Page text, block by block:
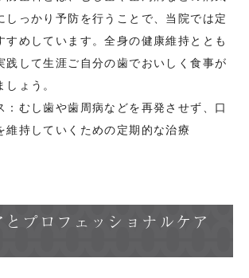
しっかり予防を行うことで、当院では定
すめしています。全身の健康維持ととも
践して生涯ご自分の歯でおいしく食事が
ょう。
むし歯や歯周病などを再発させず、口
維持していくための定期的な治療
プロフェッショナルケア